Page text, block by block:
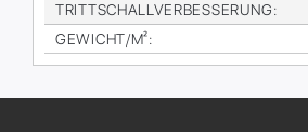
TRITT­SCHALL­VER­BES­SE­RUNG:
GE­WICHT/M²: